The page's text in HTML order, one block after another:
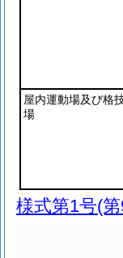
屋内運動場及び格
場
様式第1号(